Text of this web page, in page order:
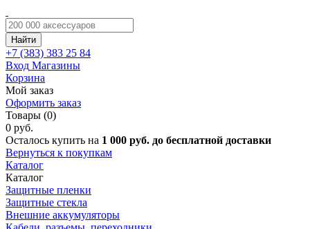
Найти
+7 (383) 383 25 84
Вход Магазины
Корзина
Мой заказ
Оформить заказ
Товары (0)
0 руб.
Осталось купить на 1 000 руб. до бесплатной доставки
Вернуться к покупкам
Каталог
Каталог
Защитные пленки
Защитные стекла
Внешние аккумуляторы